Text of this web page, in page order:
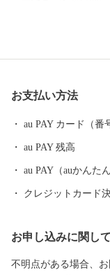
れた資料を通じた引
お支払い方法
au PAY カード（番
au PAY 残高
au PAY（auかんた
クレジットカード
お申し込みに関して
不明点がある場合、